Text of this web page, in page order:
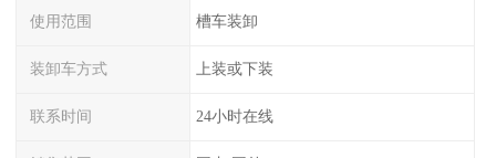
使用范围 槽车装卸
装卸车方式 上装或下装
联系时间 24小时在线